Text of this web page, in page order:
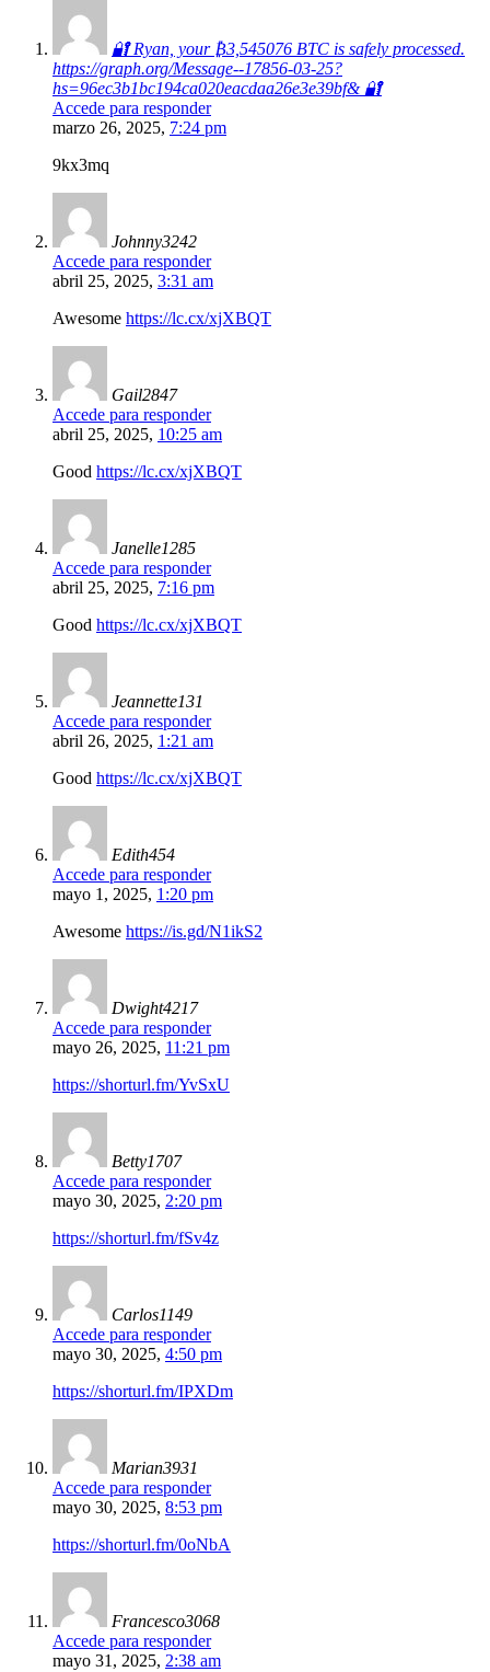
🔐 Ryan, your ₿3,545076 BTC is safely processed.
https://graph.org/Message--17856-03-25?
hs=96ec3b1bc194ca020eacdaa26e3e39bf& 🔐
Accede para responder
marzo 26, 2025, 7:24 pm
9kx3mq
Johnny3242
Accede para responder
abril 25, 2025, 3:31 am
Awesome https://lc.cx/xjXBQT
Gail2847
Accede para responder
abril 25, 2025, 10:25 am
Good https://lc.cx/xjXBQT
Janelle1285
Accede para responder
abril 25, 2025, 7:16 pm
Good https://lc.cx/xjXBQT
Jeannette131
Accede para responder
abril 26, 2025, 1:21 am
Good https://lc.cx/xjXBQT
Edith454
Accede para responder
mayo 1, 2025, 1:20 pm
Awesome https://is.gd/N1ikS2
Dwight4217
Accede para responder
mayo 26, 2025, 11:21 pm
https://shorturl.fm/YvSxU
Betty1707
Accede para responder
mayo 30, 2025, 2:20 pm
https://shorturl.fm/fSv4z
Carlos1149
Accede para responder
mayo 30, 2025, 4:50 pm
https://shorturl.fm/IPXDm
Marian3931
Accede para responder
mayo 30, 2025, 8:53 pm
https://shorturl.fm/0oNbA
Francesco3068
Accede para responder
mayo 31, 2025, 2:38 am